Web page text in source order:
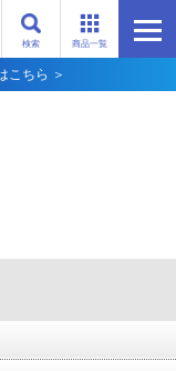
商品一覧
検索
こちら ＞